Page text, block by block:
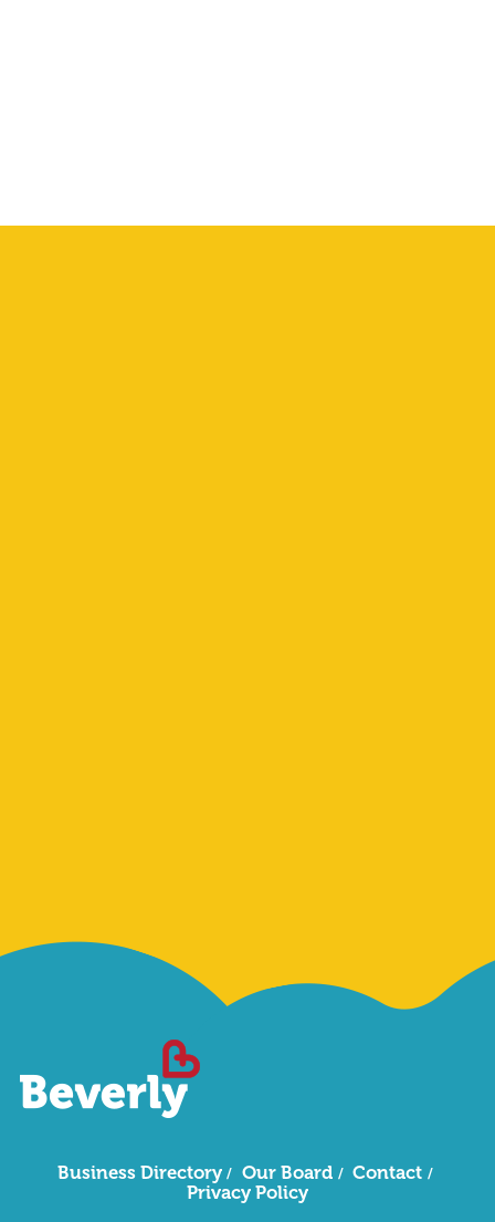
Business Directory Our Board
Contact
Privacy Policy